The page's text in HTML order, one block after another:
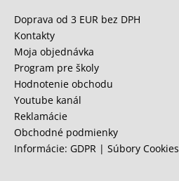
Doprava od 3 EUR bez DPH
Kontakty
Moja objednávka
Program pre školy
Hodnotenie obchodu
Youtube kanál
Reklamácie
Obchodné podmienky
Informácie: GDPR | Súbory Cookies